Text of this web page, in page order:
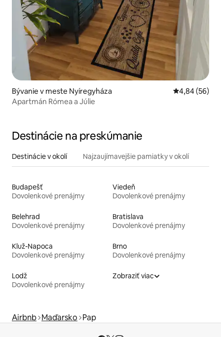
Bývanie v meste Nyíregyháza Priemerné
4,84 (56)
Apartmán Rómea a Júlie
Destinácie na preskúmanie
Destinácie v okolí Najzaujímavejšie pamiatky v okolí
Budapešť
Dovolenkové prenájmy
Viedeň
Dovolenkové prenájmy
Belehrad
Dovolenkové prenájmy
Bratislava
Dovolenkové prenájmy
Kluž-Napoca
Dovolenkové prenájmy
Brno
Dovolenkové prenájmy
Lodž
Dovolenkové prenájmy
Zobraziť viac
Airbnb Maďarsko Pap